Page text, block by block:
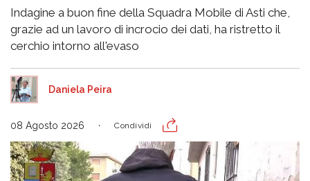
Indagine a buon fine della Squadra Mobile di Asti che,
grazie ad un lavoro di incrocio dei dati, ha ristretto il
cerchio intorno all'evaso
Daniela Peira
08 Agosto 2026 Condividi